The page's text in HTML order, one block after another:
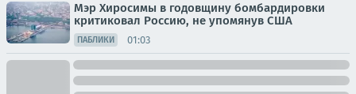
Мэр Хиросимы в годовщину бомбардировки
критиковал Россию, не упомянув США
ПАБЛИКИ 01:03